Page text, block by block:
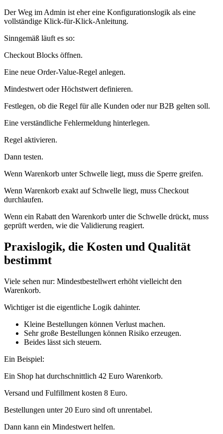
Der Weg im Admin ist eher eine Konfigurationslogik als eine
vollständige Klick-für-Klick-Anleitung.
Sinngemäß läuft es so:
Checkout Blocks öffnen.
Eine neue Order-Value-Regel anlegen.
Mindestwert oder Höchstwert definieren.
Festlegen, ob die Regel für alle Kunden oder nur B2B gelten soll.
Eine verständliche Fehlermeldung hinterlegen.
Regel aktivieren.
Dann testen.
Wenn Warenkorb unter Schwelle liegt, muss die Sperre greifen.
Wenn Warenkorb exakt auf Schwelle liegt, muss Checkout
durchlaufen.
Wenn ein Rabatt den Warenkorb unter die Schwelle drückt, muss
geprüft werden, wie die Validierung reagiert.
Praxislogik, die Kosten und Qualität
bestimmt
Viele sehen nur: Mindestbestellwert erhöht vielleicht den
Warenkorb.
Wichtiger ist die eigentliche Logik dahinter.
Kleine Bestellungen können Verlust machen.
Sehr große Bestellungen können Risiko erzeugen.
Beides lässt sich steuern.
Ein Beispiel:
Ein Shop hat durchschnittlich 42 Euro Warenkorb.
Versand und Fulfillment kosten 8 Euro.
Bestellungen unter 20 Euro sind oft unrentabel.
Dann kann ein Mindestwert helfen.